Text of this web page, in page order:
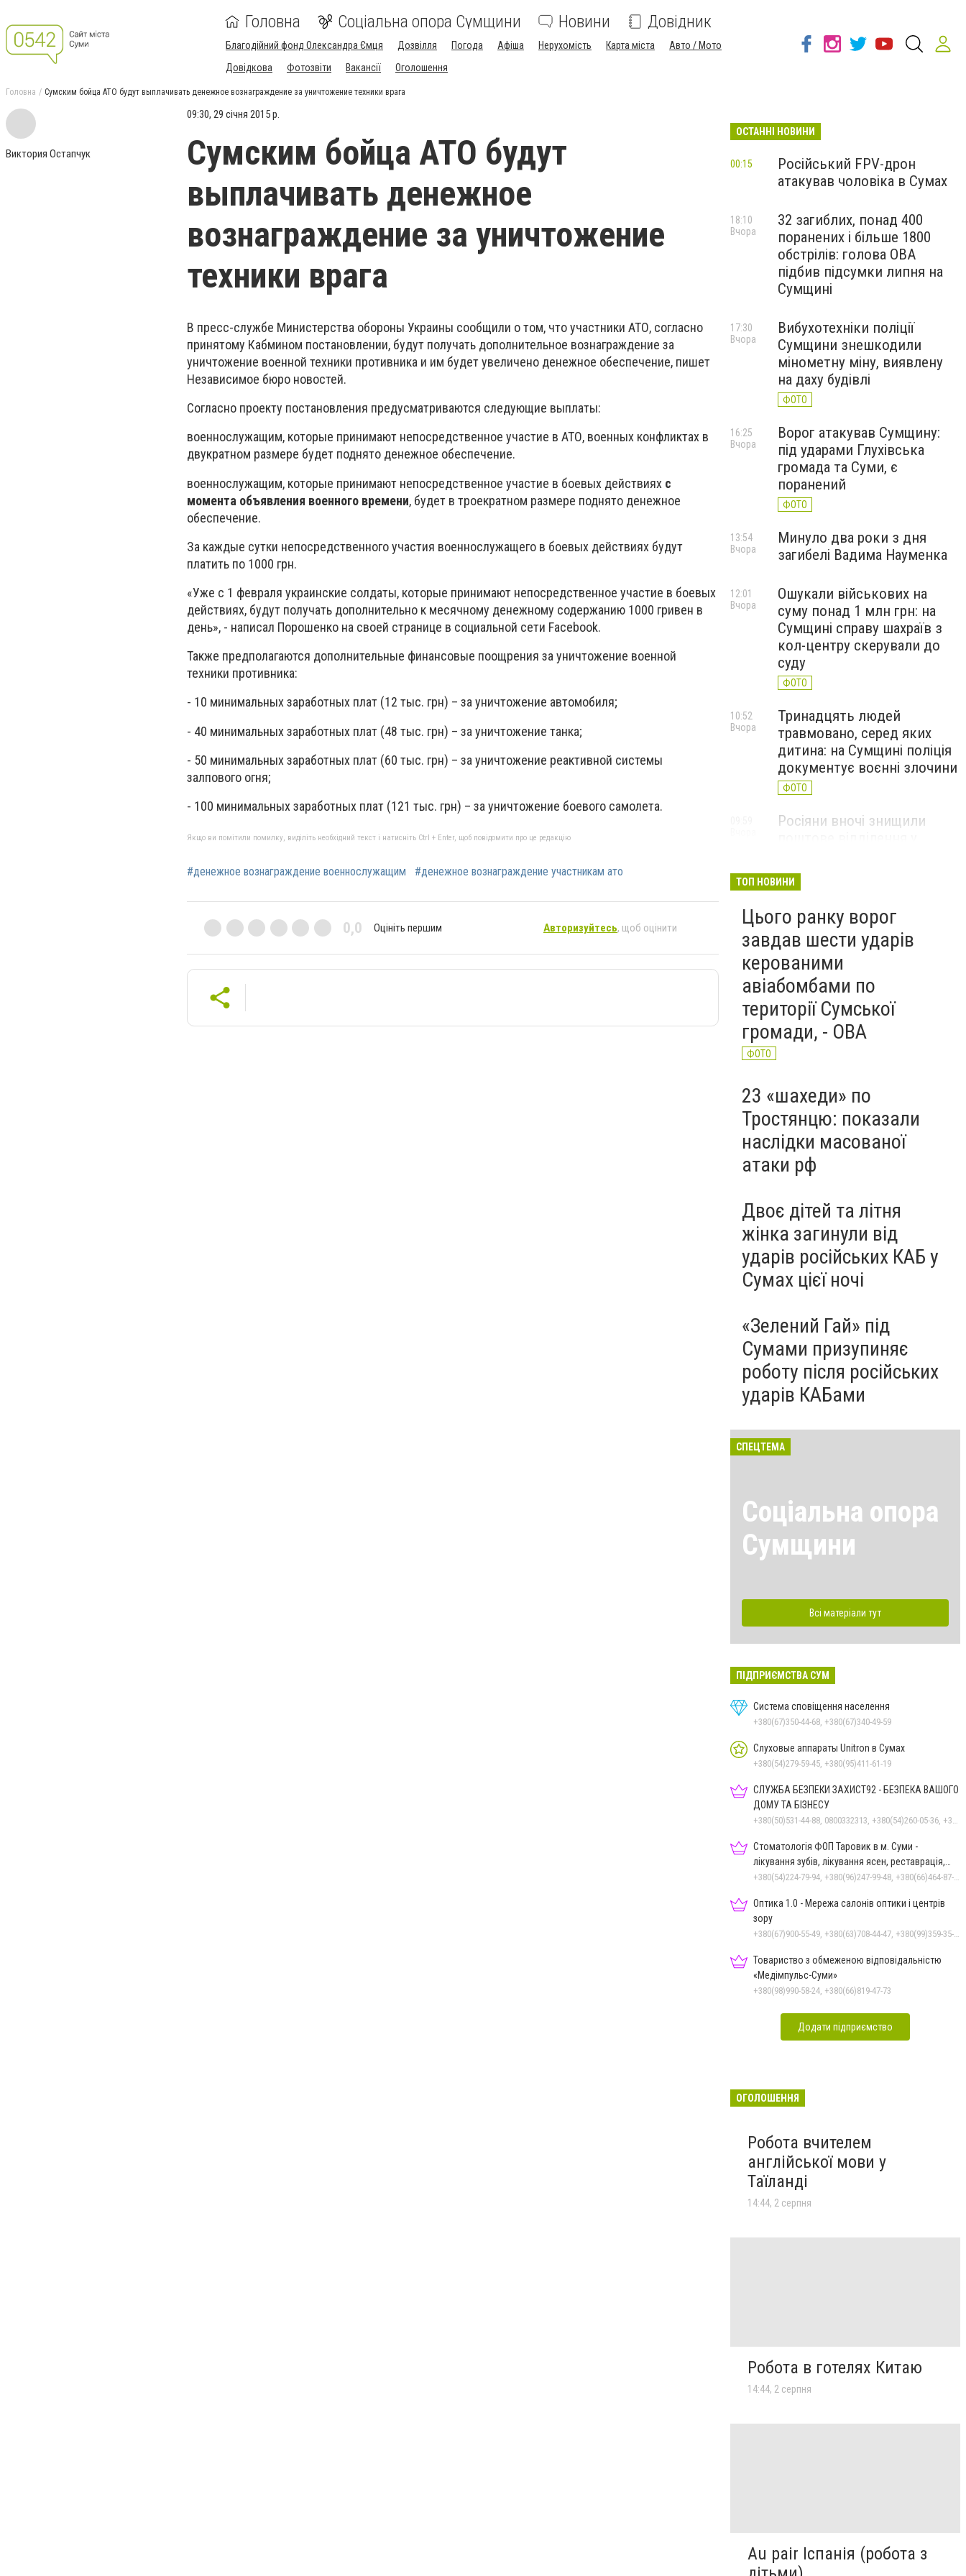
Головна Соціальна опора Сумщини Новини Довідник
Благодійний фонд Олександра Ємця Дозвілля Погода Афіша Нерухомість Карта міста
Авто / Мото
Довідкова
Фотозвіти Вакансії Оголошення
Головна Сумским бойца АТО будут выплачивать денежное вознаграждение за уничтожение техники врага
Виктория Остапчук
09:30, 29 січня 2015 р.
Сумским бойца АТО будут
выплачивать денежное
вознаграждение за уничтожение
техники врага
В пресс-службе Министерства обороны Украины сообщили о том, что участники АТО, согласно
принятому Кабмином постановлении, будут получать дополнительное вознаграждение за
уничтожение военной техники противника и им будет увеличено денежное обеспечение, пишет
Независимое бюро новостей.
Согласно проекту постановления предусматриваются следующие выплаты:
военнослужащим, которые принимают непосредственное участие в АТО, военных конфликтах в
двукратном размере будет поднято денежное обеспечение.
военнослужащим, которые принимают непосредственное участие в боевых действиях с
момента объявления военного времени, будет в троекратном размере поднято денежное
обеспечение.
За каждые сутки непосредственного участия военнослужащего в боевых действиях будут
платить по 1000 грн.
«Уже с 1 февраля украинские солдаты, которые принимают непосредственное участие в боевых
действиях, будут получать дополнительно к месячному денежному содержанию 1000 гривен в
день», - написал Порошенко на своей странице в социальной сети Facebook.
Также предполагаются дополнительные финансовые поощрения за уничтожение военной
техники противника:
- 10 минимальных заработных плат (12 тыс. грн) – за уничтожение автомобиля;
- 40 минимальных заработных плат (48 тыс. грн) – за уничтожение танка;
- 50 минимальных заработных плат (60 тыс. грн) – за уничтожение реактивной системы
залпового огня;
- 100 минимальных заработных плат (121 тыс. грн) – за уничтожение боевого самолета.
Якщо ви помітили помилку, виділіть необхідний текст і натисніть Ctrl + Enter, щоб повідомити про це редакцію
#денежное вознаграждение военнослужащим #денежное вознаграждение участникам ато
0,0 Оцініть першим Авторизуйтесь, щоб оцінити
ОСТАННІ НОВИНИ
Російський FPV-дрон
атакував чоловіка в Сумах
00:15
32 загиблих, понад 400
поранених і більше 1800
обстрілів: голова ОВА
підбив підсумки липня на
Сумщині
18:10
Вчора
Вибухотехніки поліції
Сумщини знешкодили
мінометну міну, виявлену
на даху будівлі
ФОТО
17:30
Вчора
Ворог атакував Сумщину:
під ударами Глухівська
громада та Суми, є
поранений
ФОТО
16:25
Вчора
Минуло два роки з дня
загибелі Вадима Науменка
13:54
Вчора
Ошукали військових на
суму понад 1 млн грн: на
Сумщині справу шахраїв з
кол-центру скерували до
суду
ФОТО
12:01
Вчора
Тринадцять людей
травмовано, серед яких
дитина: на Сумщині поліція
документує воєнні злочини
ФОТО
10:52
Вчора
Росіяни вночі знищили
ФОТО
ТОП НОВИНИ
Цього ранку ворог
завдав шести ударів
керованими
авіабомбами по
території Сумської
громади, - ОВА
ФОТО
23 «шахеди» по
Тростянцю: показали
наслідки масованої
атаки рф
Двоє дітей та літня
жінка загинули від
ударів російських КАБ у
Сумах цієї ночі
«Зелений Гай» під
Сумами призупиняє
роботу після російських
ударів КАБами
СПЕЦТЕМА
Соціальна опора
Сумщини
Всі матеріали тут
ПІДПРИЄМСТВА СУМ
Система сповіщення населення
+380(67)350-44-68, +380(67)340-49-59
Слуховые аппараты Unitron в Сумах
+380(54)279-59-45, +380(95)411-61-19
СЛУЖБА БЕЗПЕКИ ЗАХИСТ92 - БЕЗПЕКА ВАШОГО
ДОМУ ТА БІЗНЕСУ
Стоматологія ФОП Таровик в м. Суми -
лікування зубів, лікування ясен, реставрація,
протезування
Оптика 1.0 - Мережа салонів оптики і центрів
зору
Товариство з обмеженою відповідальністю
«Медімпульс-Суми»
+380(98)990-58-24, +380(66)819-47-73
Додати підприємство
ОГОЛОШЕННЯ
Робота вчителем
англійської мови у
Таїланді
14:44, 2 серпня
Робота в готелях Китаю
14:44, 2 серпня
Au pair Іспанія (робота з